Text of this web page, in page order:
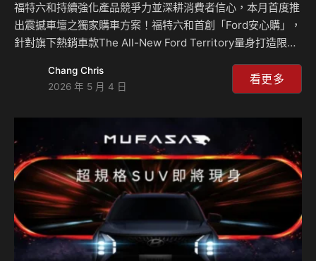
福特六和持續強化產品競爭力並深耕消費者信心，本月首度推
出震撼車壇之獨家購車方案！福特六和首創「Ford安心購」，
針對旗下熱銷車款The All-New Ford Territory量身打造限量
諾，寫下業界價值保障新高標，福特六和祭出新車市場前所未
見的回購保證承諾，以實際行動回應消費者對車輛保值性的關
多重驚喜好禮！自2026年5月1日至5月31日止，消費者至全台
Ford展示中心試乘任一車款，即可獲得7-11百…
Chang Chris
2026 年 5 月 4 日
看更多